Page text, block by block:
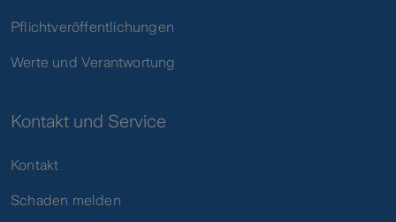
Pflichtveröffentlichungen
Werte und Verantwortung
Kontakt und Service
Kontakt
Schaden melden